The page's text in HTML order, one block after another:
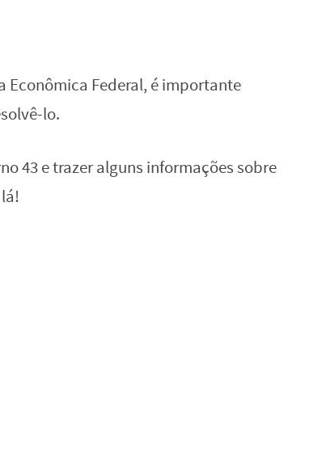
Econômica Federal, é importante
lo.
43 e trazer alguns informações sobre